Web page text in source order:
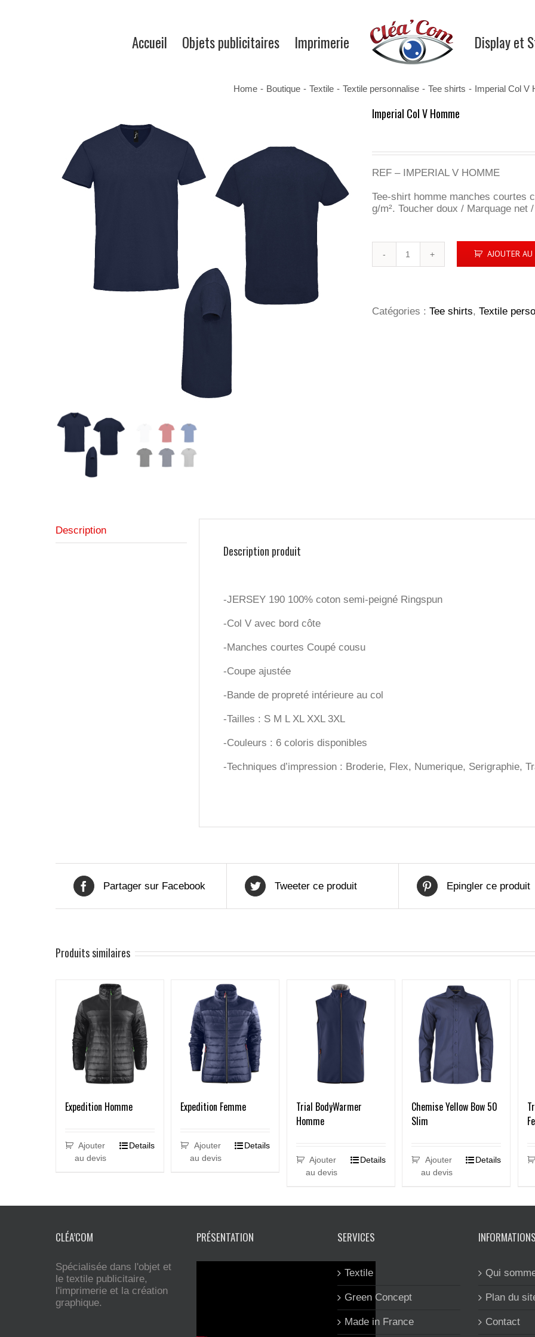
Accueil Objets publicitaires Imprimerie Display et
Home - Boutique - Textile - Textile personnalise - Tee shirts - Imperial Col V
Imperial Col V Homme
REF – IMPERIAL V HOMME
Tee-shirt homme manches courtes
g/m². Toucher doux / Marquage net
de
Homme
AJOUTER AU
Catégories : Tee shirts, Textile
Description
Description produit
-JERSEY 190 100% coton semi-peigné Ringspun
-Col V avec bord côte
-Manches courtes Coupé cousu
-Coupe ajustée
-Bande de propreté intérieure au col
-Tailles : S M L XL XXL 3XL
-Couleurs : 6 coloris disponibles
-Techniques d’impression : Broderie, Flex, Numerique, Serigraphie,
Partager sur Facebook Tweeter ce produit Epingler ce produit
Produits similaires
Expedition Homme
Ajouter
au devis
Details
Expedition Femme
Ajouter
au devis
Details
Trial BodyWarmer
Homme
Ajouter
au devis
Details
Chemise Yellow Bow 50
Slim
Ajouter
au devis
Details
CLÉA’COM
Spécialisée dans l'objet et
le textile publicitaire,
l'imprimerie et la création
graphique.
PRÉSENTATION SERVICES
Textile
Green Concept
Made in France
INFORMATIONS
Qui
Plan du
Contact